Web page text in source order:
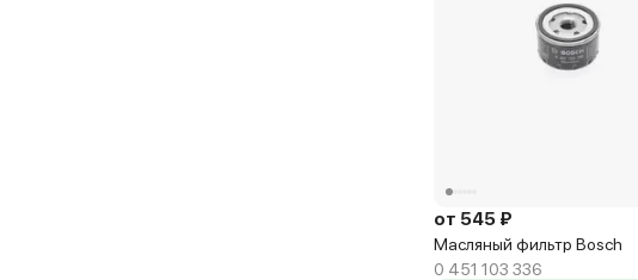
от 545 ₽
Масляный фильтр Bosch
0 451 103 336